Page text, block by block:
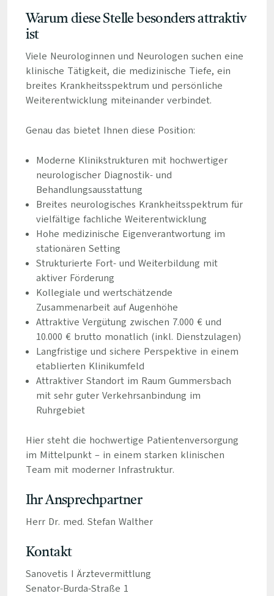
Warum diese Stelle besonders attraktiv
ist
Viele Neurologinnen und Neurologen suchen eine
klinische Tätigkeit, die medizinische Tiefe, ein
breites Krankheitsspektrum und persönliche
Weiterentwicklung miteinander verbindet.
Genau das bietet Ihnen diese Position:
Moderne Klinikstrukturen mit hochwertiger
neurologischer Diagnostik- und
Behandlungsausstattung
Breites neurologisches Krankheitsspektrum für
vielfältige fachliche Weiterentwicklung
Hohe medizinische Eigenverantwortung im
stationären Setting
Strukturierte Fort- und Weiterbildung mit
aktiver Förderung
Kollegiale und wertschätzende
Zusammenarbeit auf Augenhöhe
Attraktive Vergütung zwischen 7.000 € und
10.000 € brutto monatlich (inkl. Dienstzulagen)
Langfristige und sichere Perspektive in einem
etablierten Klinikumfeld
Attraktiver Standort im Raum Gummersbach
mit sehr guter Verkehrsanbindung im
Ruhrgebiet
Hier steht die hochwertige Patientenversorgung
im Mittelpunkt – in einem starken klinischen
Team mit moderner Infrastruktur.
Ihr Ansprechpartner
Herr Dr. med. Stefan Walther
Kontakt
Sanovetis I Ärztevermittlung
Senator-Burda-Straße 1